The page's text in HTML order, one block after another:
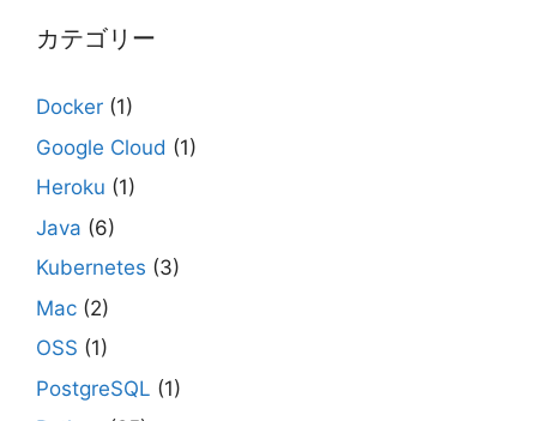
カテゴリー
Docker (1)
Google Cloud (1)
Heroku (1)
Java (6)
Kubernetes (3)
Mac (2)
OSS (1)
PostgreSQL (1)